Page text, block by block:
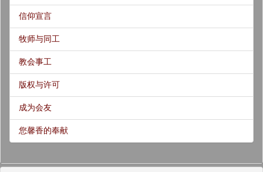
信仰宣言
牧师与同工
教会事工
版权与许可
成为会友
您馨香的奉献